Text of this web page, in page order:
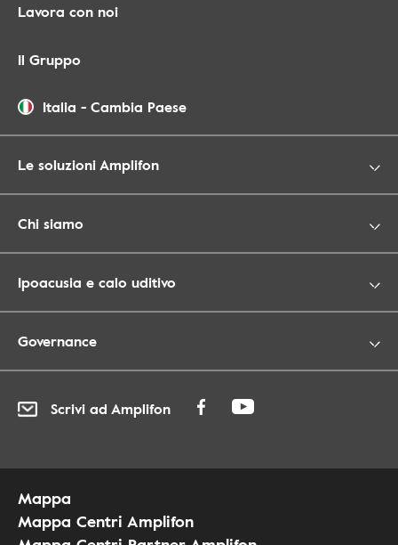
Lavora con noi
Il Gruppo
Italia - Cambia Paese
Le soluzioni Amplifon
Chi siamo
Ipoacusia e calo uditivo
Governance
Scrivi ad Amplifon
Mappa
Mappa Centri Amplifon